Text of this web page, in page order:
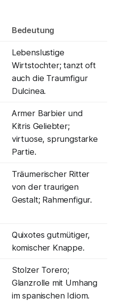
Bedeutung
Lebenslustige
Wirtstochter; tanzt oft
auch die Traumfigur
Dulcinea.
Armer Barbier und
Kitris Geliebter;
virtuose, sprungstarke
Partie.
Träumerischer Ritter
von der traurigen
Gestalt; Rahmenfigur.
Quixotes gutmütiger,
komischer Knappe.
Stolzer Torero;
Glanzrolle mit Umhang
im spanischen Idiom.